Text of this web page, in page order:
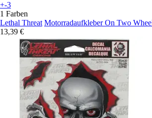
+-3
1 Farben
Lethal Threat Motorradaufkleber On Two
13,39 €